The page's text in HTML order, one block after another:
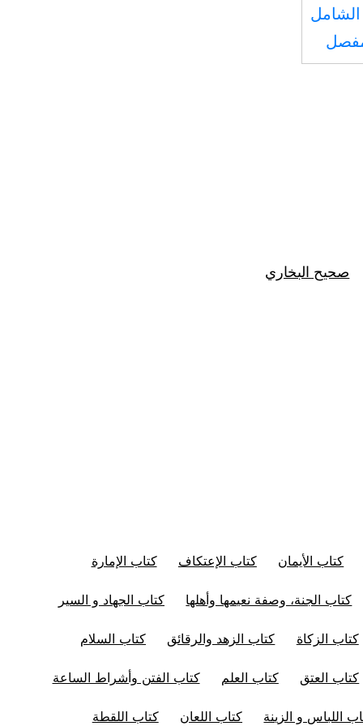
الشامل
صحيح البخاري
كتاب الأيمان كتاب الإعتكاف كتاب الإمارة
كتاب الجنة، وصفة نعيمها وأهلها كتاب الجهاد و السير
كتاب الزكاة كتاب الزهد والرقائق كتاب السلام
كتاب العتق كتاب العلم كتاب الفتن وأشراط الساعة
اللباس و الزينة كتاب اللعان كتاب اللقطة